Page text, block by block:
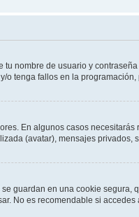
nombre de usuario y
tenga fallos en la
En algunos casos
(avatar), mensajes
guardan en una cookie
No es recomendable si